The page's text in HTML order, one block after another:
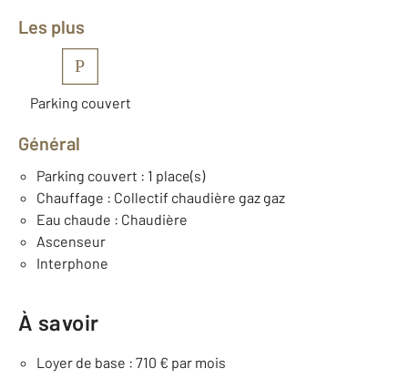
Les plus
P
Parking couvert
Général
Parking couvert : 1 place(s)
Chauffage : Collectif chaudière gaz gaz
Eau chaude : Chaudière
Ascenseur
Interphone
À savoir
Loyer de base : 710 € par mois